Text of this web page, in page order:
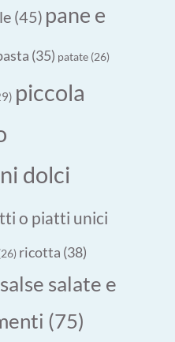
(45) pane e
(35) patate (26)
piccola
dolci
o piatti unici
ricotta (38)
salse salate e
(75)